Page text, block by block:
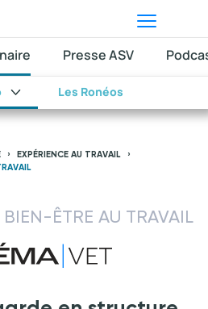
Les Ronéos
Presse ASV
EXPÉRIENCE AU TRAVAIL
ÊTRE AU TRAVAIL